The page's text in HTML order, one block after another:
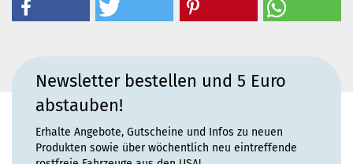
Newsletter bestellen und 5 Euro
abstauben!
Erhalte Angebote, Gutscheine und Infos zu neuen
Produkten sowie über wöchentlich neu eintreffende